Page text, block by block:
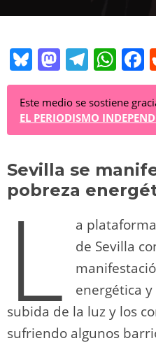
Bl
u
e
sk
y
M
a
st
o
d
o
T
el
e
gr
a
m
W
h
at
s
A
p
p
F
a
c
e
b
k
Este medio se sostiene
EL PERIODISMO
Sevilla se
pobreza
L
a
de Sevilla
energética
subida de la luz y los
sufriendo algunos